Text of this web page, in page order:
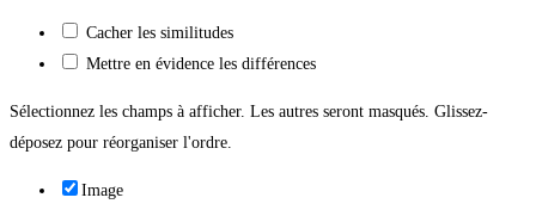
Cacher les similitudes
Mettre en évidence les différences
Sélectionnez les champs à afficher. Les autres seront masqués. Glissez-
déposez pour réorganiser l'ordre.
Image